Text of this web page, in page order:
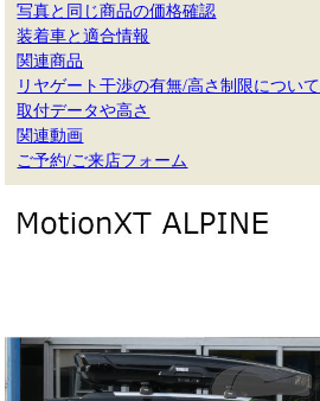
写真と同じ商品の価格確認
装着車と適合情報
関連商品
リヤゲート干渉の有無/高さ制限について
取付データや高さ
関連動画
ご予約/ご来店フォーム